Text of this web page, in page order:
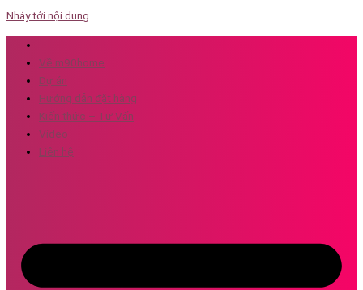
Nhảy tới nội dung
Về m90home
Dự án
Hướng dẫn đặt hàng
Kiến thức – Tư Vấn
Video
Liên hệ